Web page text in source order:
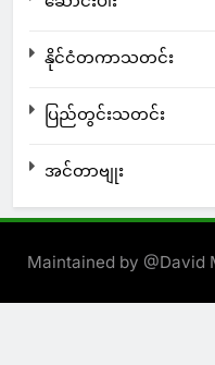
နိုင်ငံတကာသတင်း
ပြည်တွင်းသတင်း
အင်တာဗျုး
Maintained by @David